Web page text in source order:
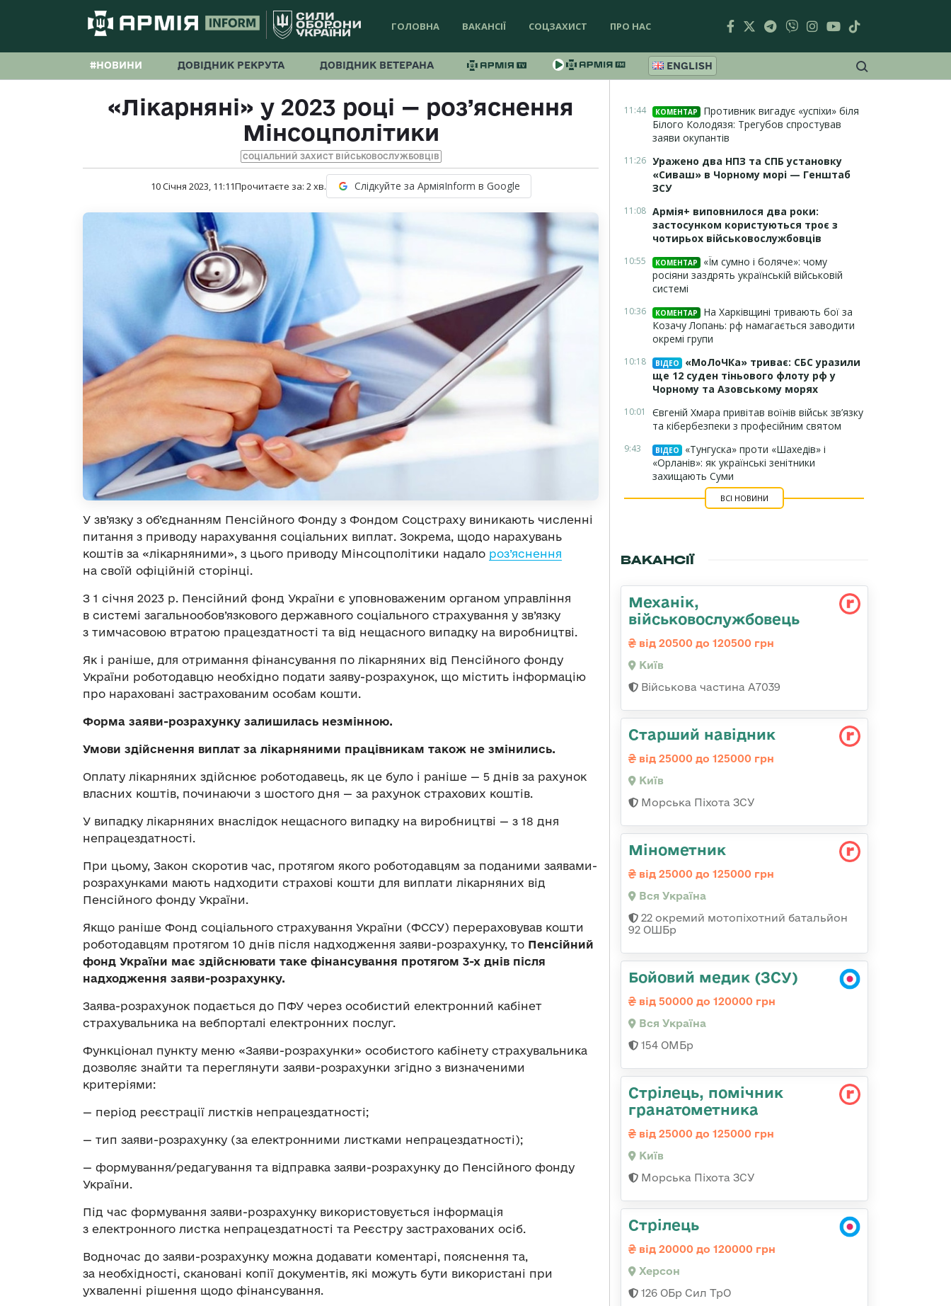
ГОЛОВНА ВАКАНСІЇ СОЦЗАХИСТ ПРО НАС
#НОВИНИ ДОВІДНИК РЕКРУТА ДОВІДНИК ВЕТЕРАНА ENGLISH
«Лікарняні» у 2023 році — роз’яснення
Мінсоцполітики
СОЦІАЛЬНИЙ ЗАХИСТ ВІЙСЬКОВОСЛУЖБОВЦІВ
10 Січня 2023, 11:11Прочитаєте за: 2хв. Слідкуйте за АрміяInform в Google
У зв’язку з об’єднанням Пенсійного Фонду з Фондом Соцстраху виникають численні
питання з приводу нарахування соціальних виплат. Зокрема, щодо нарахувань
коштів за «лікарняними», з цього приводу Мінсоцполітики надало роз’яснення
на своїй офіційній сторінці.
З 1 січня 2023 р. Пенсійний фонд України є уповноваженим органом управління
в системі загальнообов’язкового державного соціального страхування у зв’язку
з тимчасовою втратою працездатності та від нещасного випадку на виробництві.
Як і раніше, для отримання фінансування по лікарняних від Пенсійного фонду
України роботодавцю необхідно подати заяву-розрахунок, що містить інформацію
про нараховані застрахованим особам кошти.
Форма заяви-розрахунку залишилась незмінною.
Умови здійснення виплат за лікарняними працівникам також не змінились.
Оплату лікарняних здійснює роботодавець, як це було і раніше — 5 днів за рахунок
власних коштів, починаючи з шостого дня — за рахунок страхових коштів.
У випадку лікарняних внаслідок нещасного випадку на виробництві — з 18 дня
непрацездатності.
При цьому, Закон скоротив час, протягом якого роботодавцям за поданими заявами-
розрахунками мають надходити страхові кошти для виплати лікарняних від
Пенсійного фонду України.
Якщо раніше Фонд соціального страхування України (ФССУ) перераховував кошти
роботодавцям протягом 10 днів після надходження заяви-розрахунку, то Пенсійний
фонд України має здійснювати таке фінансування протягом 3-х днів після
надходження заяви-розрахунку.
Заява-розрахунок подається до ПФУ через особистий електронний кабінет
страхувальника на вебпорталі електронних послуг.
Функціонал пункту меню «Заяви-розрахунки» особистого кабінету страхувальника
дозволяє знайти та переглянути заяви-розрахунки згідно з визначеними
критеріями:
— період реєстрації листків непрацездатності;
— тип заяви-розрахунку (за електронними листками непрацездатності);
— формування/редагування та відправка заяви-розрахунку до Пенсійного фонду
України.
Під час формування заяви-розрахунку використовується інформація
з електронного листка непрацездатності та Реєстру застрахованих осіб.
Водночас до заяви-розрахунку можна додавати коментарі, пояснення та,
за необхідності, скановані копії документів, які можуть бути використані при
ухваленні рішення щодо фінансування.
11:44 КОМЕНТАР
Противник вигадує «успіхи» біля
Білого Колодязя: Трегубов спростував
заяви окупантів
11:26 Уражено два НПЗ та СПБ установку
«Сиваш» в Чорному морі — Генштаб
ЗСУ
11:08 Армія+ виповнилося два роки:
застосунком користуються троє з
чотирьох військовослужбовців
10:55 КОМЕНТАР
«Їм сумно і боляче»: чому
росіяни заздрять українській військовій
системі
10:36 КОМЕНТАР
На Харківщині тривають бої за
Козачу Лопань: рф намагається заводити
окремі групи
10:18 ВІДЕО
«МоЛоЧКа» триває: СБС уразили
ще 12 суден тіньового флоту рф у
Чорному та Азовському морях
10:01
Євгеній Хмара привітав воїнів військ зв’язку
та кібербезпеки з професійним святом
9:43 ВІДЕО
«Тунгуска» проти «Шахедів» і
«Орланів»: як українські зенітники
захищають Суми
ВСІ НОВИНИ
ВАКАНСІЇ
Механік,
військовослужбовець
від 20500 до 120500 грн
Київ
Військова частина А7039
Стаpший навідник
від 25000 до 125000 грн
Київ
Морська Піхота ЗСУ
Мінометник
від 25000 до 125000 грн
Вся Україна
22 окремий мотопіхотний батальйон
92 ОШБр
Бойовий медик (ЗСУ)
від 50000 до 120000 грн
Вся Україна
154 ОМБр
Стpілець, помічник
гpанатометника
від 25000 до 125000 грн
Київ
Морська Піхота ЗСУ
Стрілець
від 20000 до 120000 грн
Херсон
126 ОБр Сил ТрО